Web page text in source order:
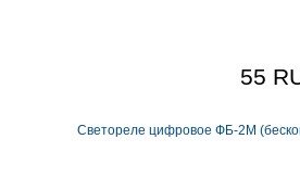
55
Светореле цифровое ФБ-2М